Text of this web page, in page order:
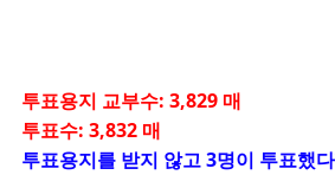
투표용지 교부수: 3,829 매
투표수: 3,832 매
투표용지를 받지 않고 3명이 투표했